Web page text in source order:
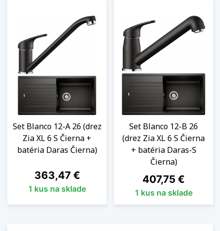
Set Blanco 12-A 26 (drez
Zia XL 6 S Čierna +
batéria Daras Čierna)
Cena
363,47 €
1 kus na sklade
Set Blanco 12-B 26
(drez Zia XL 6 S Čierna
+ batéria Daras-S
Čierna)
Cena
407,75 €
1 kus na sklade